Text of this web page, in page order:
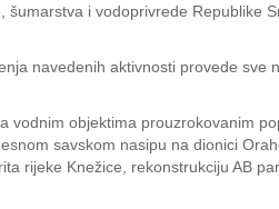
i vodoprivrede Republike
navedenih aktivnosti provede
vodnim objektima prouzrokovanim
savskom nasipu na dionici
rijeke Knežice, rekonstrukciju AB